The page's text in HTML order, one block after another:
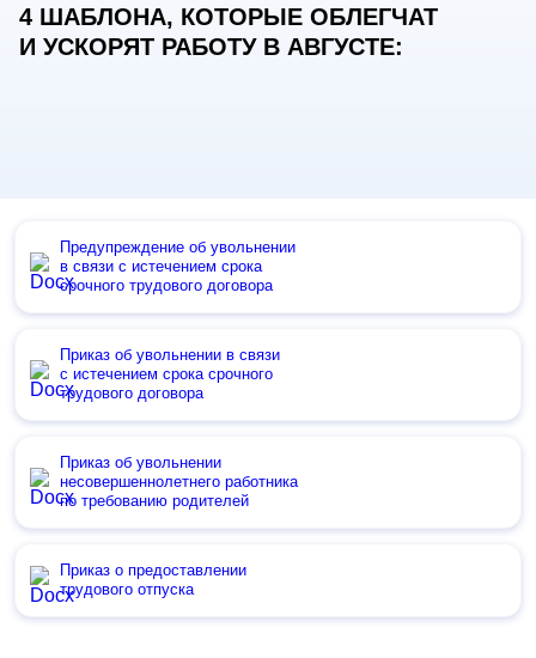
4 ШАБЛОНА, КОТОРЫЕ ОБЛЕГЧАТ
И УСКОРЯТ РАБОТУ В АВГУСТЕ:
Предупреждение об увольнении
в связи с истечением срока
срочного трудового договора
Приказ об увольнении в связи
с истечением срока срочного
трудового договора
Приказ об увольнении
несовершеннолетнего работника
по требованию родителей
Приказ о предоставлении
трудового отпуска